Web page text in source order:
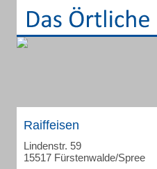
Raiffeisen
Lindenstr. 59
15517 Fürstenwalde/Spree